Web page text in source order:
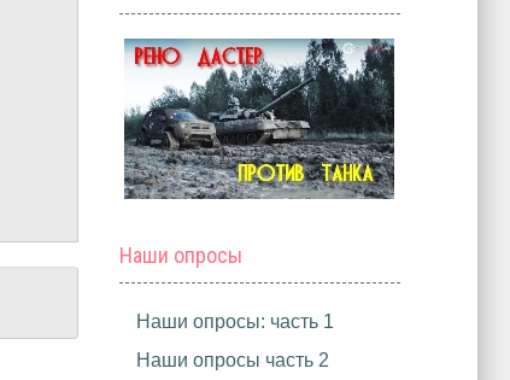
Наши опросы
Наши опросы: часть 1
Наши опросы часть 2